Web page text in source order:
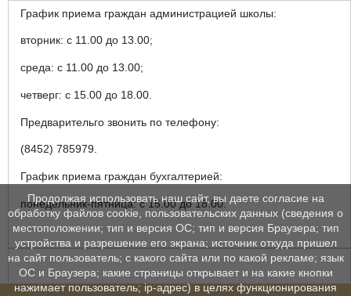
График приема граждан администрацией школы:
вторник: с 11.00 до 13.00;
среда: с 11.00 до 13.00;
четверг: с 15.00 до 18.00.
Предварительго звонить по телефону:
(8452) 785979.
График приема граждан бухгалтерией:
понедельник-пятница: с 15.00 до 18.00.
Продолжая использовать наш сайт, вы даете согласие на
обработку файлов cookie, пользовательских данных (сведения о
местоположении; тип и версия ОС; тип и версия Браузера; тип
устройства и разрешение его экрана; источник откуда пришел
на сайт пользователь; с какого сайта или по какой рекламе; язык
ОС и Браузера; какие страницы открывает и на какие кнопки
нажимает пользователь; ip-адрес) в целях функционирования